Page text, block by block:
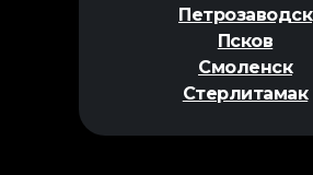
Петрозаводск
Псков
Смоленск
Стерлитамак